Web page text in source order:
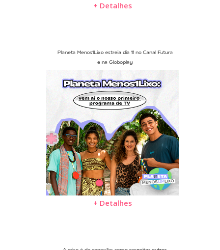
+ Detalhes
Planeta Menos1Lixo estreia dia 11 no Canal Futura
e na Globoplay
+ Detalhes